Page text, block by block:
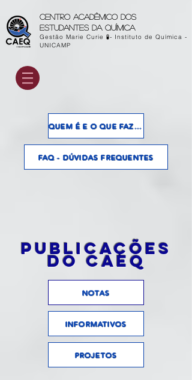
Centro acadêmico dos
estudantes da química
Gestão Marie Curie 🧪- Instituto de Química -
UNICAMP
QUEM É E O QUE FAZ O CAEQ?
FAQ - DÚVIDAS FREQUENTES
Publicações
do CAEQ
NOTAS
INFORMATIVOS
PROJETOS